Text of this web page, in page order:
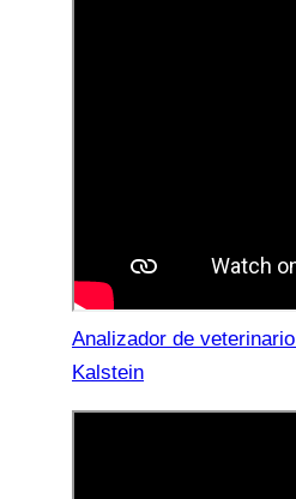
Analizador de veterinario
Kalstein